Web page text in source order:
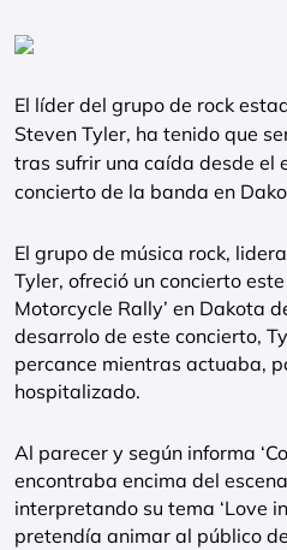
El líder del grupo de rock
Steven Tyler, ha tenido que
tras sufrir una caída desde el
concierto de la banda en
El grupo de música rock,
Tyler, ofreció un concierto
Motorcycle Rally’ en Dakota
desarrolo de este concierto,
percance mientras actuaba,
hospitalizado.
Al parecer y según informa
encontraba encima del
interpretando su tema ‘Love
pretendía animar al público